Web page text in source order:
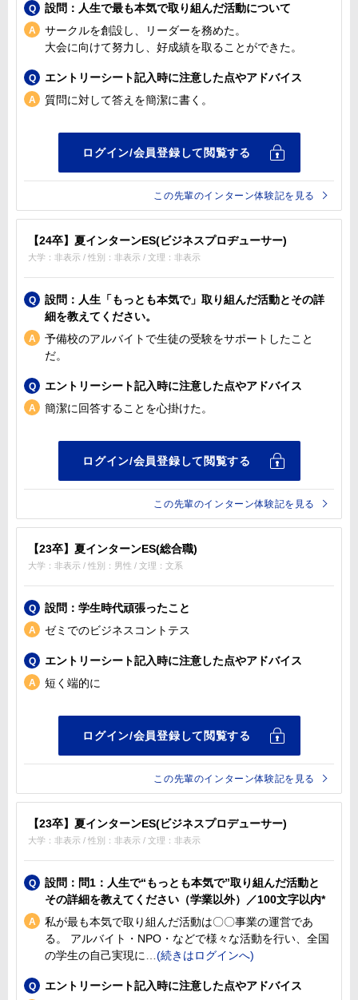
設問：人生で最も本気で取り組んだ活動について
サークルを創設し、リーダーを務めた。
大会に向けて努力し、好成績を取ることができた。
エントリーシート記入時に注意した点やアドバイス
質問に対して答えを簡潔に書く。
この先輩のインターン体験記を見る
【24卒】夏インターンES(ビジネスプロヂューサー)
大学：非表示 / 性別：非表示 / 文理：非表示
設問：人生「もっとも本気で」取り組んだ活動とその詳
細を教えてください。
予備校のアルバイトで生徒の受験をサポートしたこと
だ。
エントリーシート記入時に注意した点やアドバイス
簡潔に回答することを心掛けた。
この先輩のインターン体験記を見る
【23卒】夏インターンES(総合職)
大学：非表示 / 性別：男性 / 文理：文系
設問：学生時代頑張ったこと
ゼミでのビジネスコントテス
エントリーシート記入時に注意した点やアドバイス
短く端的に
この先輩のインターン体験記を見る
【23卒】夏インターンES(ビジネスプロデューサー)
大学：非表示 / 性別：非表示 / 文理：非表示
設問：問1：人生で“もっとも本気で”取り組んだ活動と
その詳細を教えてください（学業以外）／100文字以内*
私が最も本気で取り組んだ活動は〇〇事業の運営であ
る。 アルバイト・NPO・などで様々な活動を行い、全国
の学生の自己実現に
エントリーシート記入時に注意した点やアドバイス